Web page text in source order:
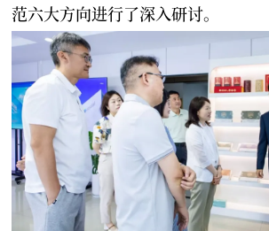
范六大方向进行了深入研讨。